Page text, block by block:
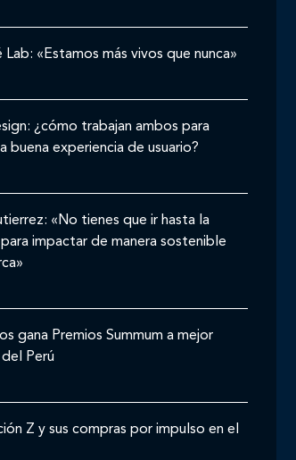
Lab: «Estamos más vivos que nunca»
¿cómo trabajan ambos para
buena experiencia de usuario?
«No tienes que ir hasta la
impactar de manera sostenible
gana Premios Summum a mejor
Perú
Z y sus compras por impulso en el